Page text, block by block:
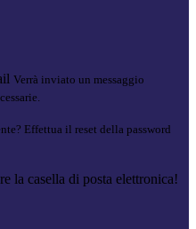
Verrà inviato un messaggio
Effettua il reset della password
la casella di posta elettronica!